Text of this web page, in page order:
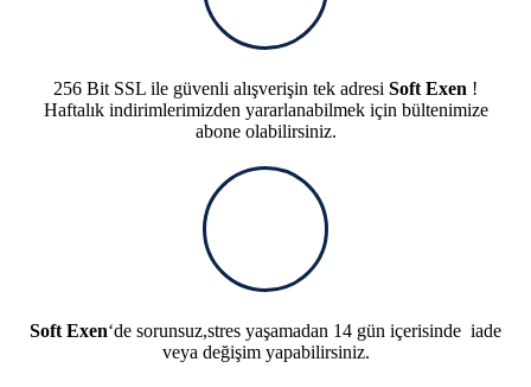
256 Bit SSL ile güvenli alışverişin tek adresi Soft Exen !
Haftalık indirimlerimizden yararlanabilmek için bültenimize
abone olabilirsiniz.
Soft Exen‘de sorunsuz,stres yaşamadan 14 gün içerisinde iade
veya değişim yapabilirsiniz.